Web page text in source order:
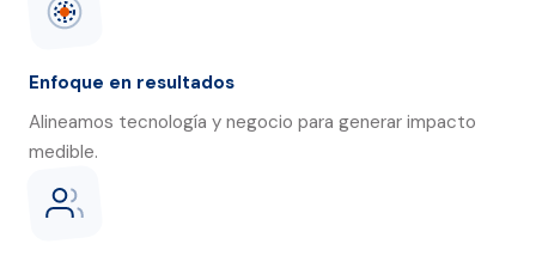
Enfoque en resultados
Alineamos tecnología y negocio para generar impacto
medible.